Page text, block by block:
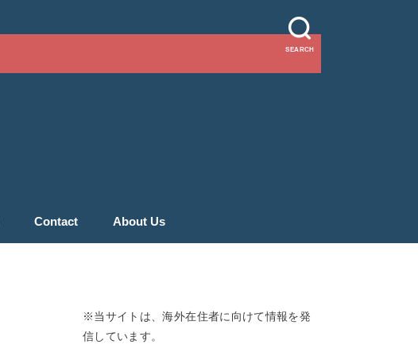
SEARCH
Contact About Us
※当サイトは、海外在住者に向けて情報を発
信しています。